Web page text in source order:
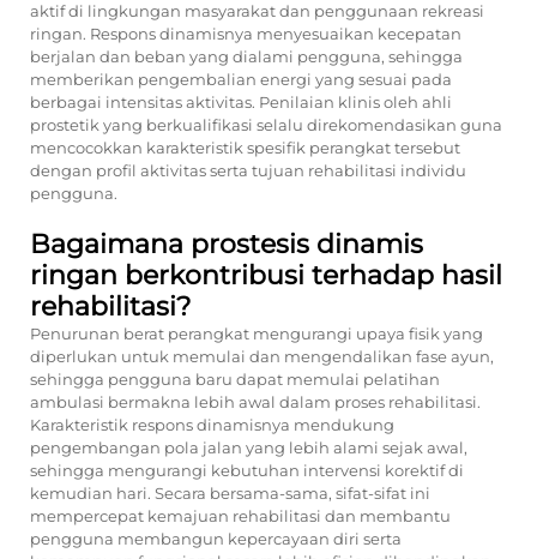
aktif di lingkungan masyarakat dan penggunaan rekreasi
ringan. Respons dinamisnya menyesuaikan kecepatan
berjalan dan beban yang dialami pengguna, sehingga
memberikan pengembalian energi yang sesuai pada
berbagai intensitas aktivitas. Penilaian klinis oleh ahli
prostetik yang berkualifikasi selalu direkomendasikan guna
mencocokkan karakteristik spesifik perangkat tersebut
dengan profil aktivitas serta tujuan rehabilitasi individu
pengguna.
Bagaimana prostesis dinamis
ringan berkontribusi terhadap hasil
rehabilitasi?
Penurunan berat perangkat mengurangi upaya fisik yang
diperlukan untuk memulai dan mengendalikan fase ayun,
sehingga pengguna baru dapat memulai pelatihan
ambulasi bermakna lebih awal dalam proses rehabilitasi.
Karakteristik respons dinamisnya mendukung
pengembangan pola jalan yang lebih alami sejak awal,
sehingga mengurangi kebutuhan intervensi korektif di
kemudian hari. Secara bersama-sama, sifat-sifat ini
mempercepat kemajuan rehabilitasi dan membantu
pengguna membangun kepercayaan diri serta